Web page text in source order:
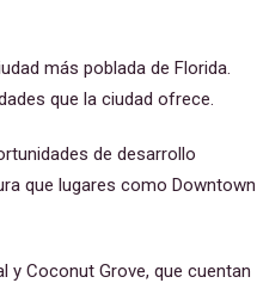
más poblada de Florida.
que la ciudad ofrece.
de desarrollo
que lugares como Downtown
y Coconut Grove, que cuentan